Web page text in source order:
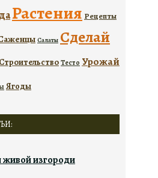
Растения Рецепты
Салаты Сделай
СтроительствоТесто Урожай
Ягоды
живой изгороди